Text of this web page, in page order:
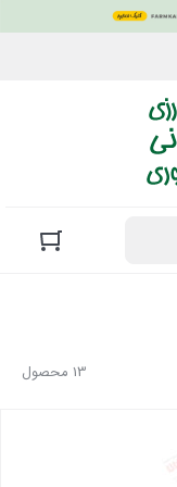
13 محصول